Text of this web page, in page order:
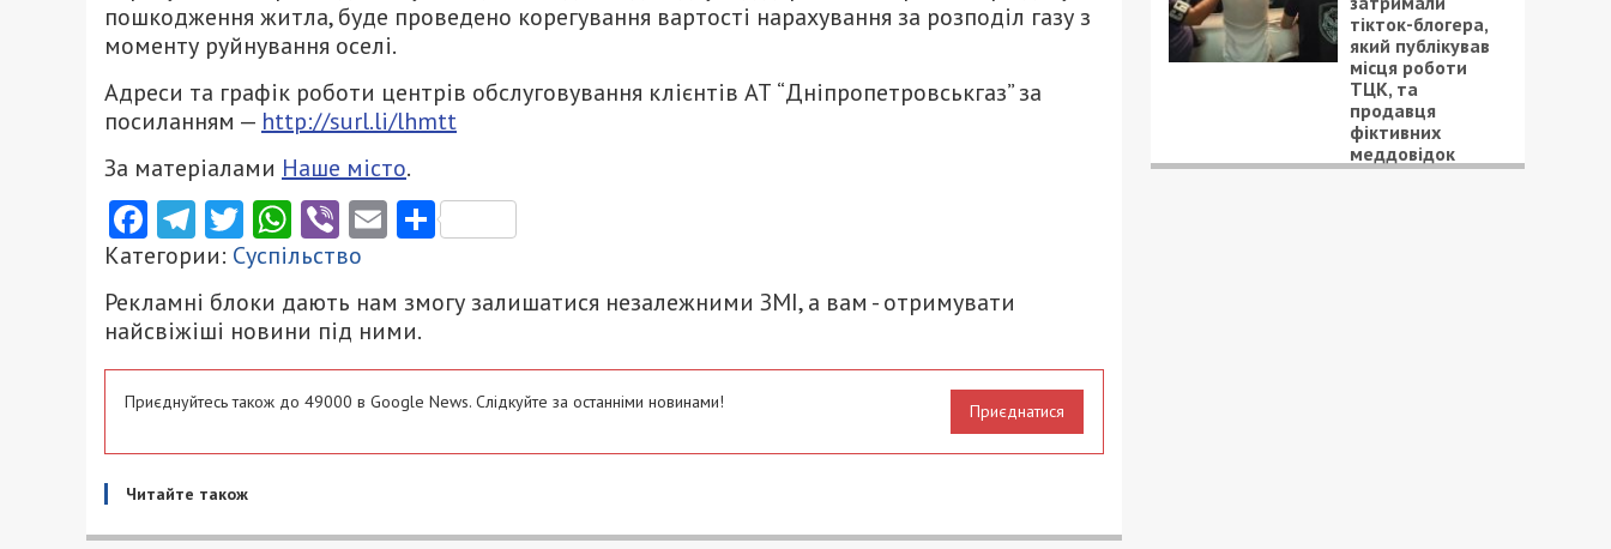
пошкодження житла, буде проведено корегування вартості нарахування за розподіл газу з
моменту руйнування оселі.
Адреси та графік роботи центрів обслуговування клієнтів АТ “Дніпропетровськгаз” за
посиланням — http://surl.li/lhmtt
За матеріалами Наше місто.
Facebook
Telegram
Twitter
WhatsApp
ViberEmailПоділитися
Категории: Суспільство
Рекламні блоки дають нам змогу залишатися незалежними ЗМІ, а вам - отримувати
найсвіжіші новини під ними.
Приєднуйтесь також до 49000 в Google News. Слідкуйте за останніми новинами! Приєднатися
Читайте також
тікток-блогера,
який публікував
місця роботи
ТЦК, та
продавця
фіктивних
меддовідок